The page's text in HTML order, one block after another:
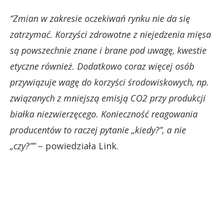
“Zmian w zakresie oczekiwań rynku nie da się
zatrzymać. Korzyści zdrowotne z niejedzenia mięsa
są powszechnie znane i brane pod uwagę, kwestie
etyczne również. Dodatkowo coraz więcej osób
przywiązuje wagę do korzyści środowiskowych, np.
związanych z mniejszą emisją CO2 przy produkcji
białka niezwierzęcego. Konieczność reagowania
producentów to raczej pytanie „kiedy?”, a nie
„czy?””– powiedziała Link.